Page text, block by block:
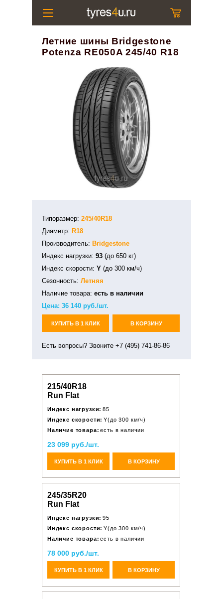
Летние шины Bridgestone
Potenza RE050A 245/40 R18
Типоразмер: 245/40R18
Диаметр: R18
Производитель: Bridgestone
Индекс нагрузки: 93 (до 650 кг)
Индекс скорости: Y (до 300 км/ч)
Сезонность: Летняя
Наличие товара: есть в наличии
Цена: 36 140 руб./шт.
КУПИТЬ В 1 КЛИК В КОРЗИНУ
Есть вопросы? Звоните +7 (495) 741-86-86
215/40R18
Run Flat
Индекс нагрузки: 85
Индекс скорости: Y(до 300 км/ч)
Наличие товара: есть в наличии
23 099 руб./шт.
КУПИТЬ В 1 КЛИК В КОРЗИНУ
245/35R20
Run Flat
Индекс нагрузки: 95
Индекс скорости: Y(до 300 км/ч)
Наличие товара: есть в наличии
78 000 руб./шт.
КУПИТЬ В 1 КЛИК В КОРЗИНУ